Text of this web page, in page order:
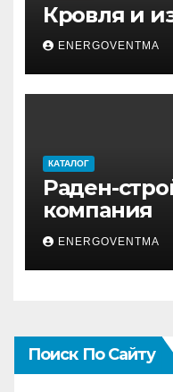
Кровля и
ENERGOVENTMA
КАТАЛОГ
Раден-
компания
ENERGOVENTMA
Поиск По Сайту